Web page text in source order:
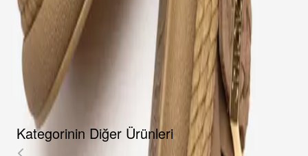
ÜRÜN HAKKINDA
TAKSIT SEÇENEKLERI
YORUMLAR
AKSESUARLAR
Kategorinin Diğer Ürünleri